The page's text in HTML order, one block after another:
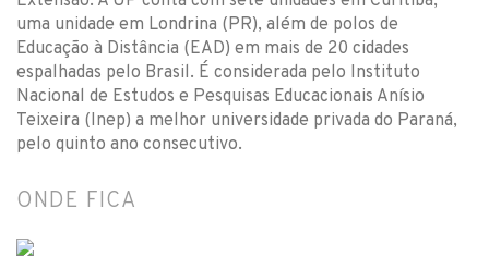
uma unidade em Londrina (PR), além de polos de
Educação à Distância (EAD) em mais de 20 cidades
espalhadas pelo Brasil. É considerada pelo Instituto
Nacional de Estudos e Pesquisas Educacionais Anísio
Teixeira (Inep) a melhor universidade privada do Paraná,
pelo quinto ano consecutivo.
ONDE FICA